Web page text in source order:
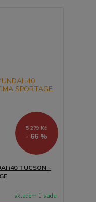
5 279 Kč
- 66 %
i40 TUCSON -
skladem 1 sada